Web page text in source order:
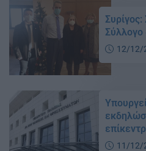
Σύλλογο
12/12/
11/12/